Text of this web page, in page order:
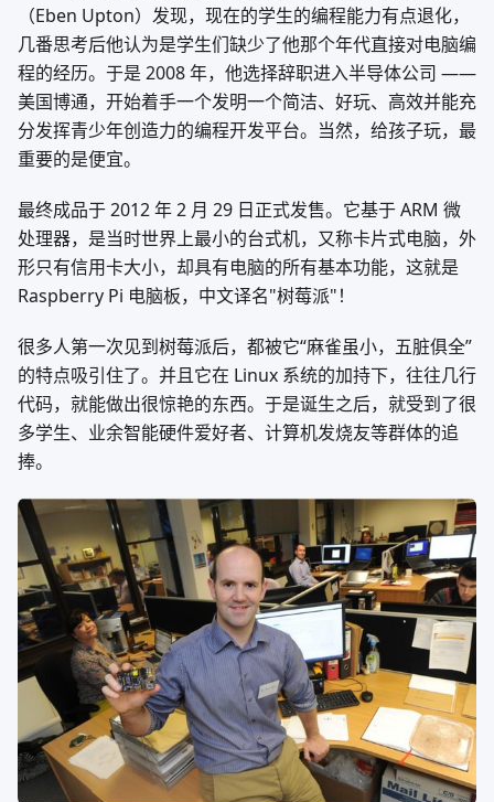
（Eben Upton）发现，现在的学生的编程能力有点退化，
几番思考后他认为是学生们缺少了他那个年代直接对电脑编
程的经历。于是 2008 年，他选择辞职进入半导体公司 ——
美国博通，开始着手一个发明一个简洁、好玩、高效并能充
分发挥青少年创造力的编程开发平台。当然，给孩子玩，最
重要的是便宜。
最终成品于 2012 年 2 月 29 日正式发售。它基于 ARM 微
处理器，是当时世界上最小的台式机，又称卡片式电脑，外
形只有信用卡大小，却具有电脑的所有基本功能，这就是
Raspberry Pi 电脑板，中文译名"树莓派"！
很多人第一次见到树莓派后，都被它“麻雀虽小，五脏俱全”
的特点吸引住了。并且它在 Linux 系统的加持下，往往几行
代码，就能做出很惊艳的东西。于是诞生之后，就受到了很
多学生、业余智能硬件爱好者、计算机发烧友等群体的追
捧。